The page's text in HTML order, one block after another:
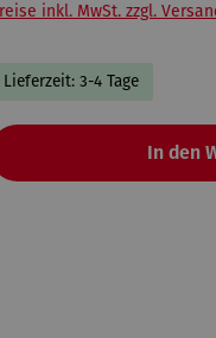
inkl. MwSt. zzgl.
Lieferzeit: 3-4 Tage
In den